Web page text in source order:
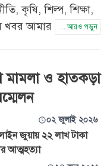
কৃষি, শিল্প, শিক্ষা,
খবর আমার দেশ সততা
... আরও পড়ুন
মামলা ও হাতকড়া
০২ জুলাই ২০২৬
জুয়ায় ২২ লাখ টাকা
আত্মহত্যা